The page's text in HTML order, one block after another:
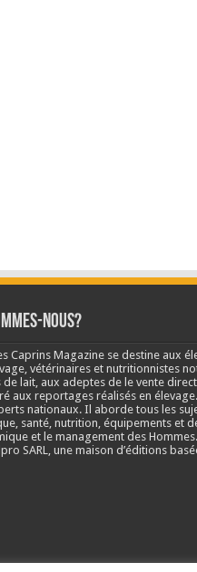
nous?
Caprins Magazine se destine aux
vétérinaires et nutritionnistes
de lait, aux adeptes de le vente
aux reportages réalisés en
nationaux. Il aborde tous les
santé, nutrition, équipements et
et le management des
SARL, une maison d’éditions